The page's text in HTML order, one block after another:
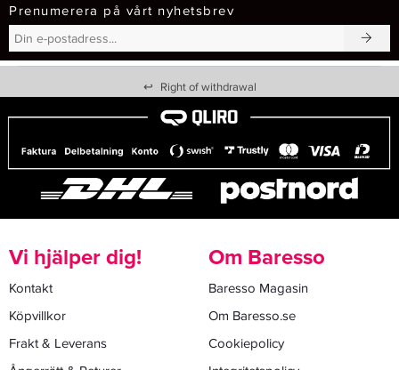
Prenumerera på vårt nyhetsbrev
↩ Right of withdrawal
Vi hjälper dig!
Kontakt
Köpvillkor
Frakt & Leverans
Om Baresso
Baresso Magasin
Om Baresso.se
Cookiepolicy